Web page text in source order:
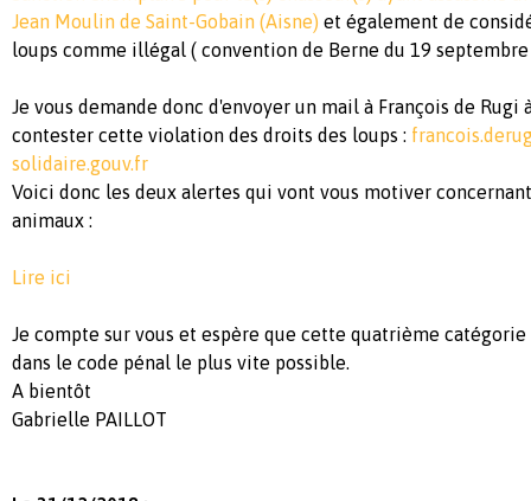
Jean Moulin de Saint-Gobain (Aisne) et également de
loups comme illégal ( convention de Berne du 19
Je vous demande donc d'envoyer un mail à François de Rugi
contester cette violation des droits des loups :
solidaire.gouv.fr
Voici donc les deux alertes qui vont vous motiver
animaux :
Lire ici
Je compte sur vous et espère que cette quatrième
dans le code pénal le plus vite possible.
A bientôt
Gabrielle PAILLOT